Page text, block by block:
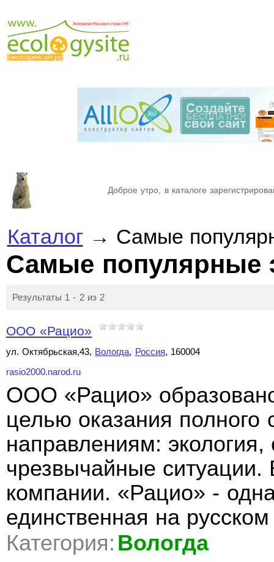
Доброе утро, в каталоге
Каталог→ Самые
Самые популярные
Результаты 1 - 2 из 2
ООО «Рацио»
ул. Октябрьская,43, Вологда, Россия, 160004
rasio2000.narod.ru
ООО «Рацио»
целью оказания полного
направлениям: экология,
чрезвычайные ситуации.
компании. «Рацио» -
единственная на
Категория: Вологда